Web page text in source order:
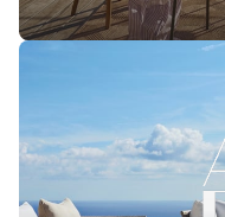
Saldos